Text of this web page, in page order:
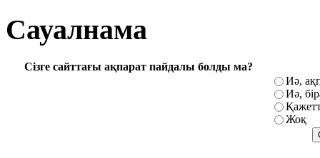
Сауалнама
Сізге сайттағы ақпарат пайдалы болды ма?
Иә,
Иә,
Жоқ